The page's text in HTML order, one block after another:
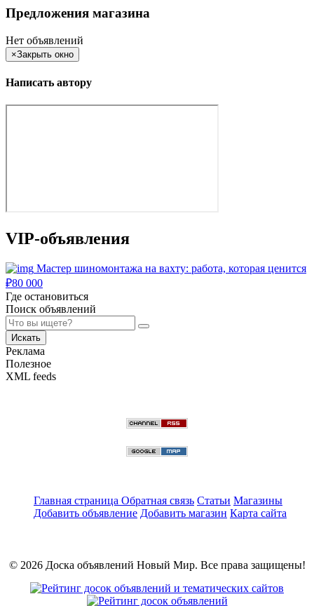
Предложения магазина
Нет объявлений
×Закрыть окно
Написать автору
VIP-объявления
Мастер шиномонтажа на вахту: работа, которая ценится
₽80 000
Где остановиться
Поиск объявлений
Искать
Реклама
Полезное
XML feeds
Главная страница Обратная связь Статьи Магазины
Добавить объявление Добавить магазин Карта сайта
© 2026 Доска объявлений Новый Мир. Все права защищены!